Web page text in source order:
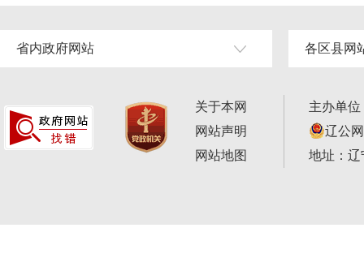
省内政府网站 各区县网
关于本网
网站声明
网站地图
主办单
辽公
地址：辽